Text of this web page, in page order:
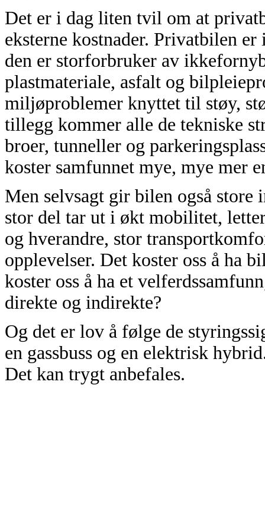
Det er i dag liten tvil om at
eksterne kostnader. Privatbilen
den er storforbruker av
plastmateriale, asfalt og
miljøproblemer knyttet til støy,
tillegg kommer alle de tekniske
broer, tunneller og
koster samfunnet mye, mye mer
Men selvsagt gir bilen også
stor del tar ut i økt mobilitet,
og hverandre, stor
opplevelser. Det koster oss å ha
koster oss å ha et
direkte og indirekte?
Og det er lov å følge de
en gassbuss og en elektrisk
Det kan trygt anbefales.